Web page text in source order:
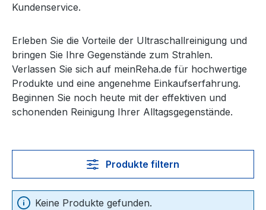
Kundenservice.
Erleben Sie die Vorteile der Ultraschallreinigung und
bringen Sie Ihre Gegenstände zum Strahlen.
Verlassen Sie sich auf meinReha.de für hochwertige
Produkte und eine angenehme Einkaufserfahrung.
Beginnen Sie noch heute mit der effektiven und
schonenden Reinigung Ihrer Alltagsgegenstände.
Produkte filtern
Keine Produkte gefunden.